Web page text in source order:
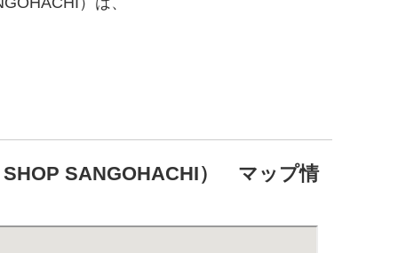
SANGOHACHI） マップ情